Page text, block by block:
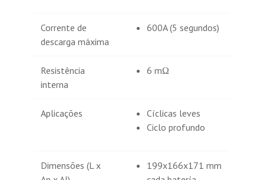
Corrente de
descarga máxima
600A (5 segundos)
Resistência
interna
6 mΩ
Aplicações
Cíclicas leves
Ciclo profundo
Dimensões (L x
199x166x171 mm